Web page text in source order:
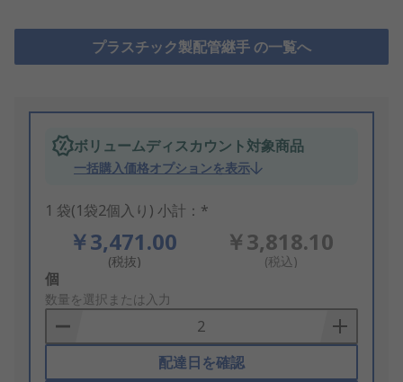
プラスチック製配管継手 の一覧へ
ボリュームディスカウント対象商品
一括購入価格オプションを表示
1 袋(1袋2個入り) 小計：*
￥3,471.00
(税抜)
￥3,818.10
(税込)
Add
to
Basket
個
数量を選択または入力
配達日を確認